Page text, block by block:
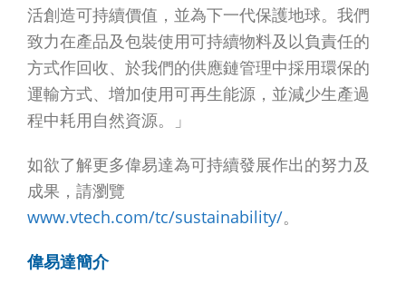
活創造可持續價值，並為下一代保護地球。我們
致力在產品及包裝使用可持續物料及以負責任的
方式作回收、於我們的供應鏈管理中採用環保的
運輸方式、增加使用可再生能源，並減少生產過
程中耗用自然資源。」
如欲了解更多偉易達為可持續發展作出的努力及
成果，請瀏覽
www.vtech.com/tc/sustainability/。
偉易達簡介